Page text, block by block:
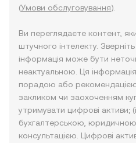
(Умови обслуговування).
Ви переглядаєте контент,
штучного інтелекту.
інформація може бути
неактуальною. Ця
порадою або
закликом чи заохоченням
утримувати цифрові активи;
бухгалтерською,
консультацією. Цифрові